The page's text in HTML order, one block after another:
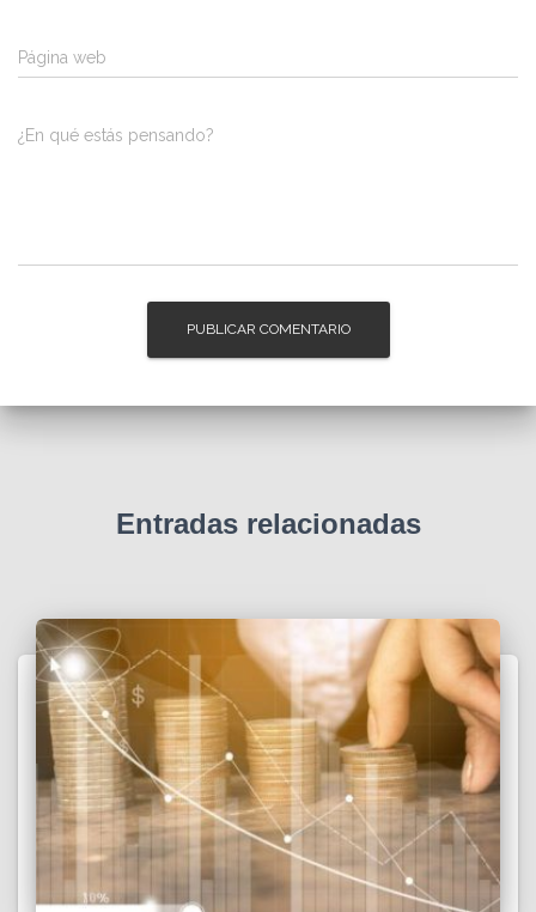
Página web
¿En qué estás pensando?
Entradas relacionadas